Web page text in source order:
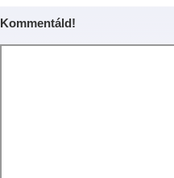
Kommentáld!